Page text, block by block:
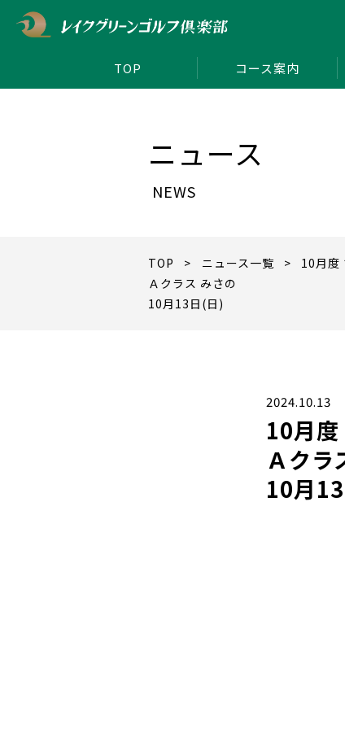
TOP コース案内
ニュース
NEWS
TOP > ニュース一覧 > 10月度
Ａクラス みさの
10月13日(日)
2024.10.13
10月
Ａクラ
10月